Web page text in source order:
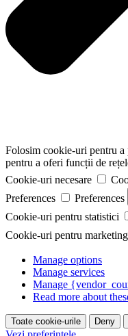
Folosim cookie-uri pentru
pentru a oferi funcții de
Cookie-uri necesare
Preferences
Preferences
Cookie-uri pentru statistici
Cookie-uri pentru marketing
Manage options
Manage services
Manage
Read more about
Toate cookie-urile Deny